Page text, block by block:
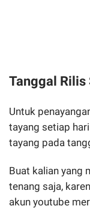
Tanggal Rilis
Untuk
tayang setiap
tayang pada
Buat kalian yang
tenang saja,
akun youtube